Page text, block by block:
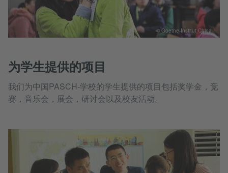
为学生提供的项目
我们为中国PASCH-学校的学生提供的项目包括奖学金，竞
赛，音乐会，展会，研讨会以及校友活动。
© Goethe-Institut China